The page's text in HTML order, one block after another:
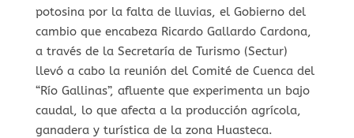
potosina por la falta de lluvias, el Gobierno del
cambio que encabeza Ricardo Gallardo Cardona,
a través de la Secretaría de Turismo (Sectur)
llevó a cabo la reunión del Comité de Cuenca del
“Río Gallinas”, afluente que experimenta un bajo
caudal, lo que afecta a la producción agrícola,
ganadera y turística de la zona Huasteca.